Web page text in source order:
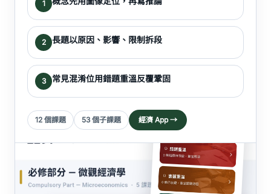
1
2 長題以原因、影響、限制拆段
3 常見混淆位用錯題重溫反覆鞏固
12 個課題 53 個子課題 經濟 App →